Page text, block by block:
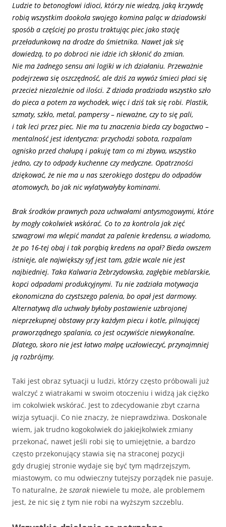
Ludzie to betonogłowi idioci, którzy nie wiedzą, jaką krzywdę
robią wszystkim dookoła swojego komina paląc w dziadowski
sposób a częściej po prostu traktując piec jako stację
przeładunkową na drodze do śmietnika. Nawet jak się
dowiedzą, to po dobroci nie idzie ich skłonić do zmian.
Nie ma żadnego sensu ani logiki w ich działaniu. Przeważnie
podejrzewa się oszczędność, ale dziś za wywóz śmieci płaci się
przecież niezależnie od ilości. Z dziada pradziada wszystko szło
do pieca a potem za wychodek, więc i dziś tak się robi. Plastik,
szmaty, szkło, metal, pampersy – nieważne, czy to się pali,
i tak leci przez piec. Nie ma tu znaczenia bieda czy bogactwo –
mentalność jest identyczna: przychodzi sobota, rozpalam
ognisko przed chałupą i pakuję tam co mi zbywa, wszystko
jedno, czy to odpady kuchenne czy medyczne. Opatrzności
dziękować, że nie ma u nas szerokiego dostępu do odpadów
atomowych, bo jak nic wylatywałyby kominami.
Brak środków prawnych poza uchwałami antysmogowymi, które
by mogły cokolwiek wskórać. Co to za kontrola jak zięć
szwagrowi ma wlepić mandat za palenie kredensu, a wiadomo,
że po 16-tej obaj i tak porąbią kredens na opał? Bieda owszem
istnieje, ale największy syf jest tam, gdzie wcale nie jest
najbiedniej. Taka Kalwaria Zebrzydowska, zagłębie meblarskie,
kopci odpadami produkcyjnymi. Tu nie zadziała motywacja
ekonomiczna do czystszego palenia, bo opał jest darmowy.
Alternatywą dla uchwały byłoby postawienie uzbrojonej
nieprzekupnej obstawy przy każdym piecu i kotle, pilnującej
praworządnego spalania, co jest oczywiście niewykonalne.
Dlatego, skoro nie jest łatwo małpę uczłowieczyć, przynajmniej
ją rozbrójmy.
Taki jest obraz sytuacji u ludzi, którzy często próbowali już
walczyć z wiatrakami w swoim otoczeniu i widzą jak ciężko
im cokolwiek wskórać. Jest to zdecydowanie zbyt czarna
wizja sytuacji. Co nie znaczy, że nieprawdziwa. Doskonale
wiem, jak trudno kogokolwiek do jakiejkolwiek zmiany
przekonać, nawet jeśli robi się to umiejętnie, a bardzo
często przekonujący stawia się na straconej pozycji
gdy drugiej stronie wydaje się być tym mądrzejszym,
miastowym, co mu odwieczny tutejszy porządek nie pasuje.
To naturalne, że szarak niewiele tu może, ale problemem
jest, że nic się z tym nie robi na wyższym szczeblu.